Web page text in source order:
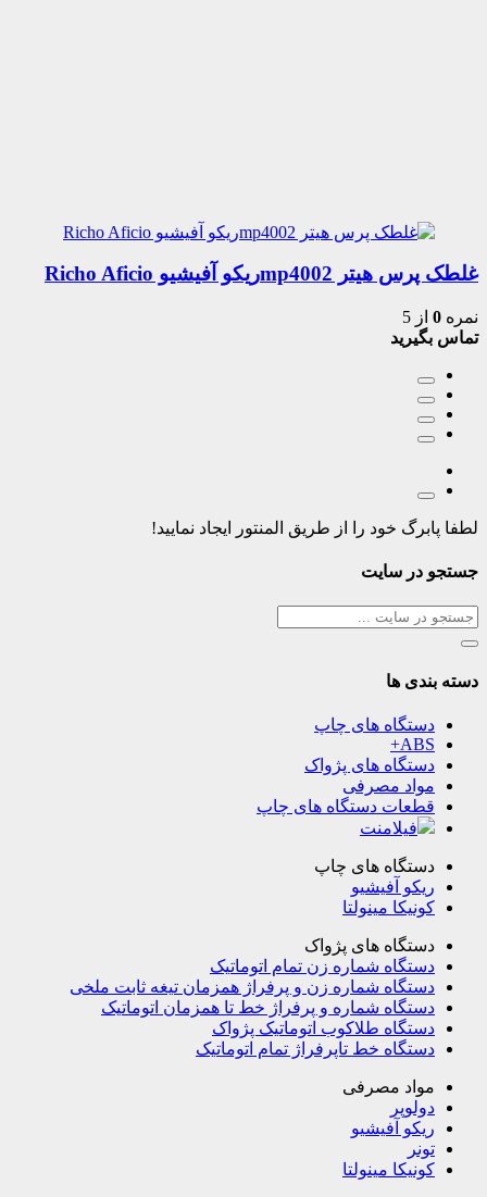
غلطک پرس هیتر mp4002ریکو آفیشیو Richo Aficio
نمره 0 از 5
تماس بگیرید
لطفا پابرگ خود را از طریق المنتور ایجاد نمایید!
جستجو در سایت
دسته بندی ها
دستگاه های چاپ
ABS+
دستگاه های پژواک
مواد مصرفی
قطعات دستگاه های چاپ
فیلامنت
دستگاه های چاپ
ریکو آفیشیو
کونیکا مینولتا
دستگاه های پژواک
دستگاه شماره زن تمام اتوماتیک
دستگاه شماره زن و پرفراژ همزمان تیغه ثابت ملخی
دستگاه شماره و پرفراژ خط تا همزمان اتوماتیک
دستگاه طلاکوب اتوماتیک پژواک
دستگاه خط تاپرفراژ تمام اتوماتیک
مواد مصرفی
دولوپر
ریکو آفیشیو
تونر
کونیکا مینولتا